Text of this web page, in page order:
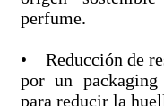
perfume.
• Reducción de
por un
para reducir la